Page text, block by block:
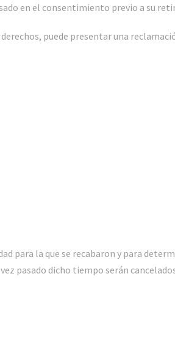
en el consentimiento previo a su
puede presentar una
para la que se recabaron y para
pasado dicho tiempo serán